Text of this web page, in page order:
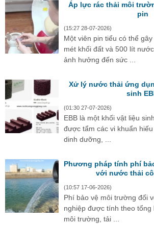
Áp lực rác thải môi
pin
(15:27 28-07-2026)
Một viên pin tiểu có thể
mét khối đất và 500 lít
ảnh hưởng đến sức ...
Xử lý nước thải ứng
sinh
(01:30 27-07-2026)
EBB là một khối vật liệu
được tẩm các vi khuẩn
dinh dưỡng, ...
Phương pháp tính phí
với nước thải
(10:57 17-06-2026)
Phí bảo vệ môi trường đối
nghiệp được tính theo
môi trường, tải ...